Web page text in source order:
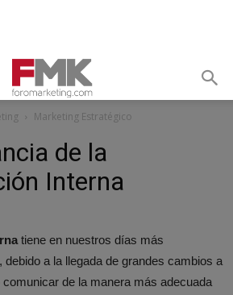
Marketing Estratégico
de la
Interna
tiene en nuestros días más
debido a la llegada de grandes cambios a
de la manera más adecuada